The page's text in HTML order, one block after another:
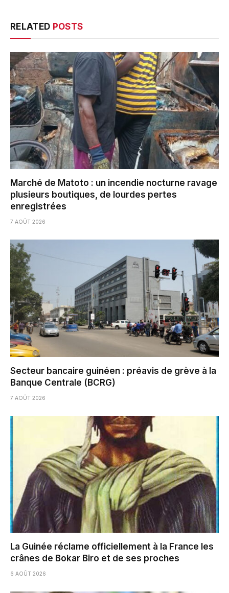
RELATED POSTS
Marché de Matoto : un incendie nocturne ravage
plusieurs boutiques, de lourdes pertes
enregistrées
7 AOÛT 2026
Secteur bancaire guinéen : préavis de grève à la
Banque Centrale (BCRG)
7 AOÛT 2026
La Guinée réclame officiellement à la France les
crânes de Bokar Biro et de ses proches
6 AOÛT 2026